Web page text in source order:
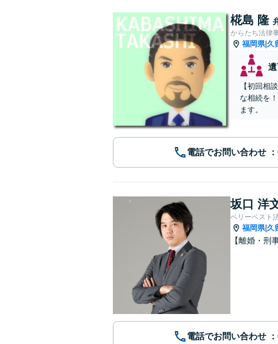
椛島 隆
からたち法律
福岡県|久
【初回相
な相続を
ます。
電話でお問い合わせ
坂口 洋
ベリーベスト
福岡県|久
【離婚・刑
電話でお問い合わせ